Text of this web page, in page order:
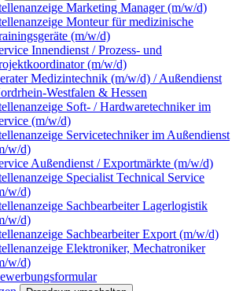
Marketing Manager (m/w/d)
Monteur für medizinische
(m/w/d)
Innendienst / Prozess- und
(m/w/d)
Medizintechnik (m/w/d) / Außendienst
Westfalen & Hessen
Soft- / Hardwaretechniker im
(m/w/d)
Servicetechniker im Außendienst
w/d)
Außendienst / Exportmärkte (m/w/d)
Specialist Technical Service
w/d)
Sachbearbeiter Lagerlogistik
w/d)
Sachbearbeiter Export (m/w/d)
Elektroniker, Mechatroniker
w/d)